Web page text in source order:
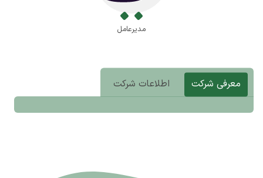
مدیرعامل
معرفی شرکت اطلاعات شرکت